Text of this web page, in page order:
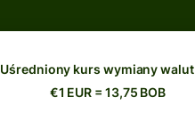
Uśredniony kurs wymiany walut
€1 EUR = 13,75 BOB